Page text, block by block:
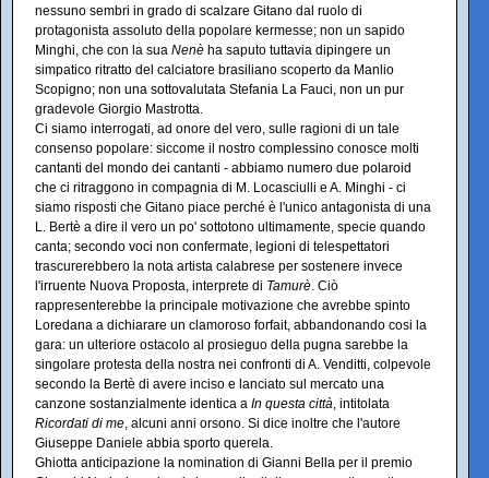
nessuno sembri in grado di scalzare Gitano dal ruolo di
protagonista assoluto della popolare kermesse; non un sapido
Minghi, che con la sua Nenè ha saputo tuttavia dipingere un
simpatico ritratto del calciatore brasiliano scoperto da Manlio
Scopigno; non una sottovalutata Stefania La Fauci, non un pur
gradevole Giorgio Mastrotta.
Ci siamo interrogati, ad onore del vero, sulle ragioni di un tale
consenso popolare: siccome il nostro complessino conosce molti
cantanti del mondo dei cantanti - abbiamo numero due polaroid
che ci ritraggono in compagnia di M. Locasciulli e A. Minghi - ci
siamo risposti che Gitano piace perché è l'unico antagonista di una
L. Bertè a dire il vero un po' sottotono ultimamente, specie quando
canta; secondo voci non confermate, legioni di telespettatori
trascurerebbero la nota artista calabrese per sostenere invece
l'irruente Nuova Proposta, interprete di Tamurè. Ciò
rappresenterebbe la principale motivazione che avrebbe spinto
Loredana a dichiarare un clamoroso forfait, abbandonando cosi la
gara: un ulteriore ostacolo al prosieguo della pugna sarebbe la
singolare protesta della nostra nei confronti di A. Venditti, colpevole
secondo la Bertè di avere inciso e lanciato sul mercato una
canzone sostanzialmente identica a In questa città, intitolata
Ricordati di me, alcuni anni orsono. Si dice inoltre che l'autore
Giuseppe Daniele abbia sporto querela.
Ghiotta anticipazione la nomination di Gianni Bella per il premio